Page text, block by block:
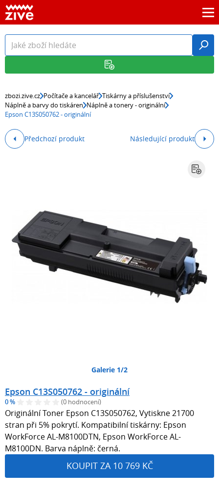
zbozi.zive.cz Počítače a kancelář Tiskárny a příslušenství
Náplně a barvy do tiskáren Náplně a tonery - originální
Epson C13S050762 - originální
Předchozí produkt Následující produkt
Galerie 1/2
Epson C13S050762 - originální
0 % (0 hodnocení)
Originální Toner Epson C13S050762, Vytiskne 21700
stran při 5% pokrytí. Kompatibilní tiskárny: Epson
WorkForce AL-M8100DTN, Epson WorkForce AL-
M8100DN. Barva náplně: černá.
KOUPIT ZA 10 769 KČ